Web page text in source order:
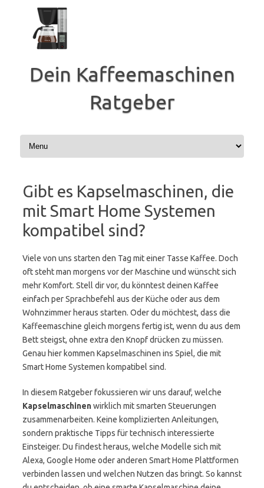
springen
Dein Kaffeemaschinen
Ratgeber
Gibt es Kapselmaschinen, die
mit Smart Home Systemen
kompatibel sind?
Viele von uns starten den Tag mit einer Tasse Kaffee. Doch
oft steht man morgens vor der Maschine und wünscht sich
mehr Komfort. Stell dir vor, du könntest deinen Kaffee
einfach per Sprachbefehl aus der Küche oder aus dem
Wohnzimmer heraus starten. Oder du möchtest, dass die
Kaffeemaschine gleich morgens fertig ist, wenn du aus dem
Bett steigst, ohne extra den Knopf drücken zu müssen.
Genau hier kommen Kapselmaschinen ins Spiel, die mit
Smart Home Systemen kompatibel sind.
In diesem Ratgeber fokussieren wir uns darauf, welche
Kapselmaschinenwirklich mit smarten Steuerungen
zusammenarbeiten. Keine komplizierten Anleitungen,
sondern praktische Tipps für technisch interessierte
Einsteiger. Du findest heraus, welche Modelle sich mit
Alexa, Google Home oder anderen Smart Home Plattformen
verbinden lassen und welchen Nutzen das bringt. So kannst